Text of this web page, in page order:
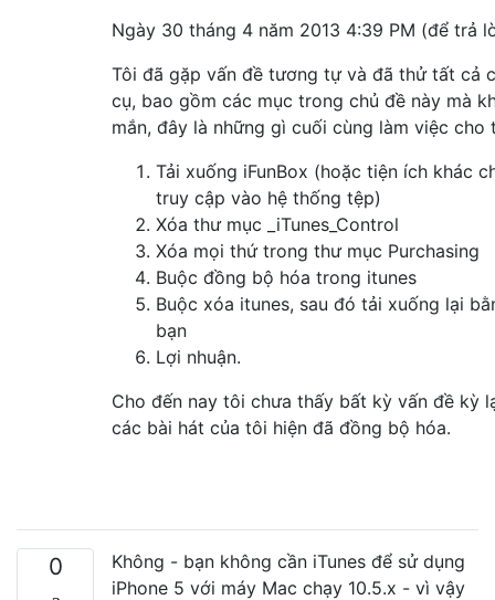
Ngày 30 tháng 4 năm 2013 4:39 PM (để trả
Tôi đã gặp vấn đề tương tự và đã thử tất cả
cụ, bao gồm các mục trong chủ đề này mà
mắn, đây là những gì cuối cùng làm việc cho
Tải xuống iFunBox (hoặc tiện ích khác
truy cập vào hệ thống tệp)
Xóa thư mục _iTunes_Control
Xóa mọi thứ trong thư mục Purchasing
Buộc đồng bộ hóa trong itunes
Buộc xóa itunes, sau đó tải xuống lại
bạn
Lợi nhuận.
Cho đến nay tôi chưa thấy bất kỳ vấn đề kỳ
các bài hát của tôi hiện đã đồng bộ hóa.
0
Không - bạn không cần iTunes để sử dụng
iPhone 5 với máy Mac chạy 10.5.x - vì vậy